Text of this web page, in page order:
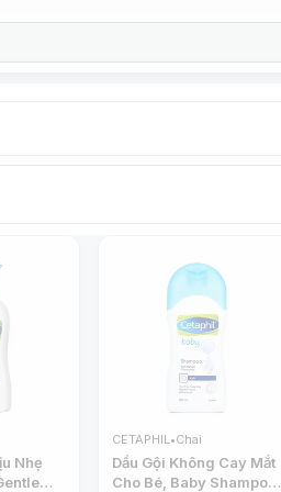
Nhẹ
CETAPHIL•Chai
Dầu Gội Không Cay Mắt
Cho Bé, Baby Shampoo,